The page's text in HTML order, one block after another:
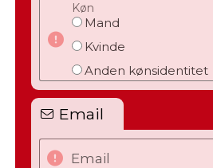
Køn
Mand
Kvinde
Anden kønsidentitet
Email
Email